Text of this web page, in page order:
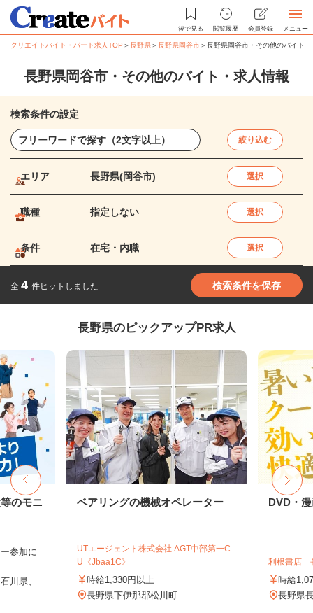
後で見る 閲覧履歴 会員登録 メニュー
クリエイトバイト・パート求人TOP ＞長野県＞長野県岡谷市＞長野県岡谷市・その他のバイト
長野県岡谷市・その他のバイト・求人情報
検索条件の設定
絞り込む
エリア 長野県(岡谷市) 選択
職種 指定しない 選択
条件 在宅・内職 選択
全 4 件ヒットしました 検索条件を保存
長野県のピックアップPR求人
のモニ
参加に
川県、
ベアリングの機械オペレーター
UTエージェント株式会社 AGT中部第一C
U《Jbaa1C》
時給1,330円以上
長野県下伊那郡松川町
DVD・
利根書店
時給
長野県